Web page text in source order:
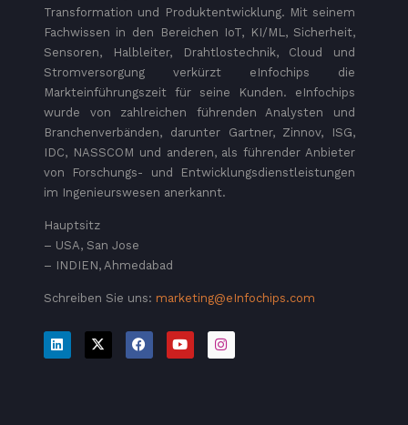
Transformation und Produktentwicklung. Mit seinem
Fachwissen in den Bereichen IoT, KI/ML, Sicherheit,
Sensoren, Halbleiter, Drahtlostechnik, Cloud und
Stromversorgung verkürzt eInfochips die
Markteinführungszeit für seine Kunden. eInfochips
wurde von zahlreichen führenden Analysten und
Branchenverbänden, darunter Gartner, Zinnov, ISG,
IDC, NASSCOM und anderen, als führender Anbieter
von Forschungs- und Entwicklungsdienstleistungen
im Ingenieurswesen anerkannt.
Hauptsitz
– USA, San Jose
– INDIEN, Ahmedabad
Schreiben Sie uns: marketing@eInfochips.com